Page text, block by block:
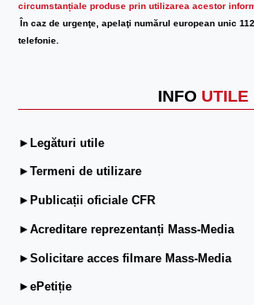
circumstanțiale produse prin utilizarea acestor
În caz de urgenţe, apelaţi numărul european unic
telefonie.
INFO UTILE
►Legături utile
►Termeni de utilizare
►Publicații oficiale CFR
►Acreditare reprezentanți Mass-Media
►Solicitare acces filmare Mass-Media
►ePetiție